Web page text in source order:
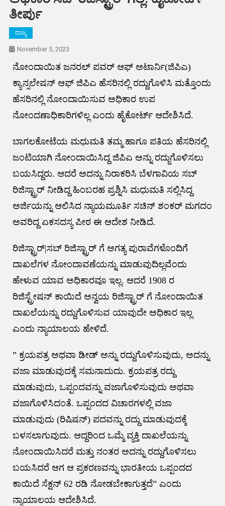
ತೀರ್ಪು
ರಾಜ್ಯ
November 5, 2023
ನೋಂದಾಯಿತ ಜನರಲ್ ಪವರ್ ಆಫ್ ಅಟಾರ್ನಿ(ಜಿಪಿಎ)
ಕ್ಯಾನ್ಸಲೇಷನ್ ಆಫ್ ಜಿಪಿಎ ಹೆಸರಿನಲ್ಲಿ ರದ್ದುಗೊಳಿಸಿ ಮತ್ತೊಂದು
ಹೆಸರಿನಲ್ಲಿ ನೋಂದಾಯಿಸುವ ಅಧಿಕಾರ ಉಪ
ನೋಂದಣಾಧಿಕಾರಿಗಳಿಲ್ಲ ಎಂದು ಹೈಕೋರ್ಟ್ ಆದೇಶಿಸಿದೆ.
ಬಾಗಲಕೋಟೆಯ ಮಧುಮತಿ ತಮ್ಮ ಹಾಗೂ ಪತಿಯ ಹೆಸರಿನಲ್ಲಿ
ಜಂಟಿಯಾಗಿ ನೋಂದಾಯಿಸಿದ್ದ ಜಿಪಿಎ ಅನ್ನು ರದ್ಜುಗೊಳಿಸಲು
ಬಯಸಿದ್ದರು. ಆದರೆ ಅದನ್ನು ನಿರಾಕರಿಸಿ ಬೆಳಗಾವಿಯ ಸಬ್
ರಿಜಿಸ್ಟ್ರಾರ್ ನೀಡಿದ್ದ ಹಿಂಬರಹ ಪ್ರಶ್ನಿಸಿ ಮಧುಮತಿ ಸಲ್ಲಿಸಿದ್ದ
ಅರ್ಜಿಯನ್ನು ಆಲಿಸಿದ ನ್ಯಾಯಮೂರ್ತಿ ಸಚಿನ್ ಶಂಕರ್ ಮಗದಂ
ಅವರಿದ್ದ ಏಕಸದಸ್ಯ ಪೀಠ ಈ ಆದೇಶ ನೀಡಿದೆ.
ರಿಜಿಸ್ಟ್ರಾರ್|ಸಬ್ ರಿಜಿಸ್ಟ್ರಾರ್ ಗೆ ಅಗತ್ಯ ಪುರಾವೆಗಳೊಂದಿಗೆ
ದಾಖಲೆಗಳ ನೋಂದಾವಣೆಯನ್ನು ಮಾಡುವುದಿಲ್ಲವೆಂದು
ಹೇಳುವ ಯಾವ ಅಧಿಕಾರವೂ ಇಲ್ಲ. ಆದರೆ 1908 ರ
ರಿಜಿಸ್ಟ್ರೇಷನ್ ಕಾಯಿದೆ ಅನ್ವಯ ರಿಜಿಸ್ಟ್ರಾರ್ ಗೆ ನೋಂದಾಯಿತ
ದಾಖಲೆಯನ್ನು ರದ್ದುಗೊಳಿಸುವ ಯಾವುದೇ ಅಧಿಕಾರ ಇಲ್ಲ
ಎಂದು ನ್ಯಾಯಾಲಯ ಹೇಳಿದೆ.
” ಕ್ರಯಪತ್ರ ಅಥವಾ ಡೀಡ್ ಅನ್ನು ರದ್ದುಗೊಳಿಸುವುದು, ಅದನ್ನು
ವಜಾ ಮಾಡುವುದಕ್ಕೆ ಸಮನಾದುದು. ಕ್ರಯಪತ್ರ ರದ್ದು
ಮಾಡುವುದು, ಒಪ್ಪಂದವನ್ನು ವಜಾಗೊಳಿಸುವುದು ಅಥವಾ
ವಜಾಗೊಳಿಸಿದಂತೆ. ಒಪ್ಪಂದದ ವಿಚಾರಗಳಲ್ಲಿ ವಜಾ
ಮಾಡುವುದು (ರಿಷಿಷನ್) ಪದವನ್ನು ರದ್ದು ಮಾಡುವುದಕ್ಕೆ
ಬಳಸಲಾಗುವುದು. ಆದ್ದರಿಂದ ಒಮ್ಮೆ ವ್ಯಕ್ತಿ ದಾಖಲೆಯನ್ನು
ನೋಂದಾಯಿಸಿದರೆ ಮತ್ತು ನಂತರ ಅದನ್ನು ರದ್ದುಗೊಳಿಸಲು
ಬಯಸಿದರೆ ಆಗ ಆ ಪ್ರಕರಣವನ್ನು ಭಾರತೀಯ ಒಪ್ಪಂದದ
ಕಾಯಿದೆ ಸೆಕ್ಷನ್ 62 ರಡಿ ನೋಡಬೇಕಾಗುತ್ತದೆ” ಎಂದು
ನ್ಯಾಯಾಲಯ ಆದೇಶಿಸಿದೆ.